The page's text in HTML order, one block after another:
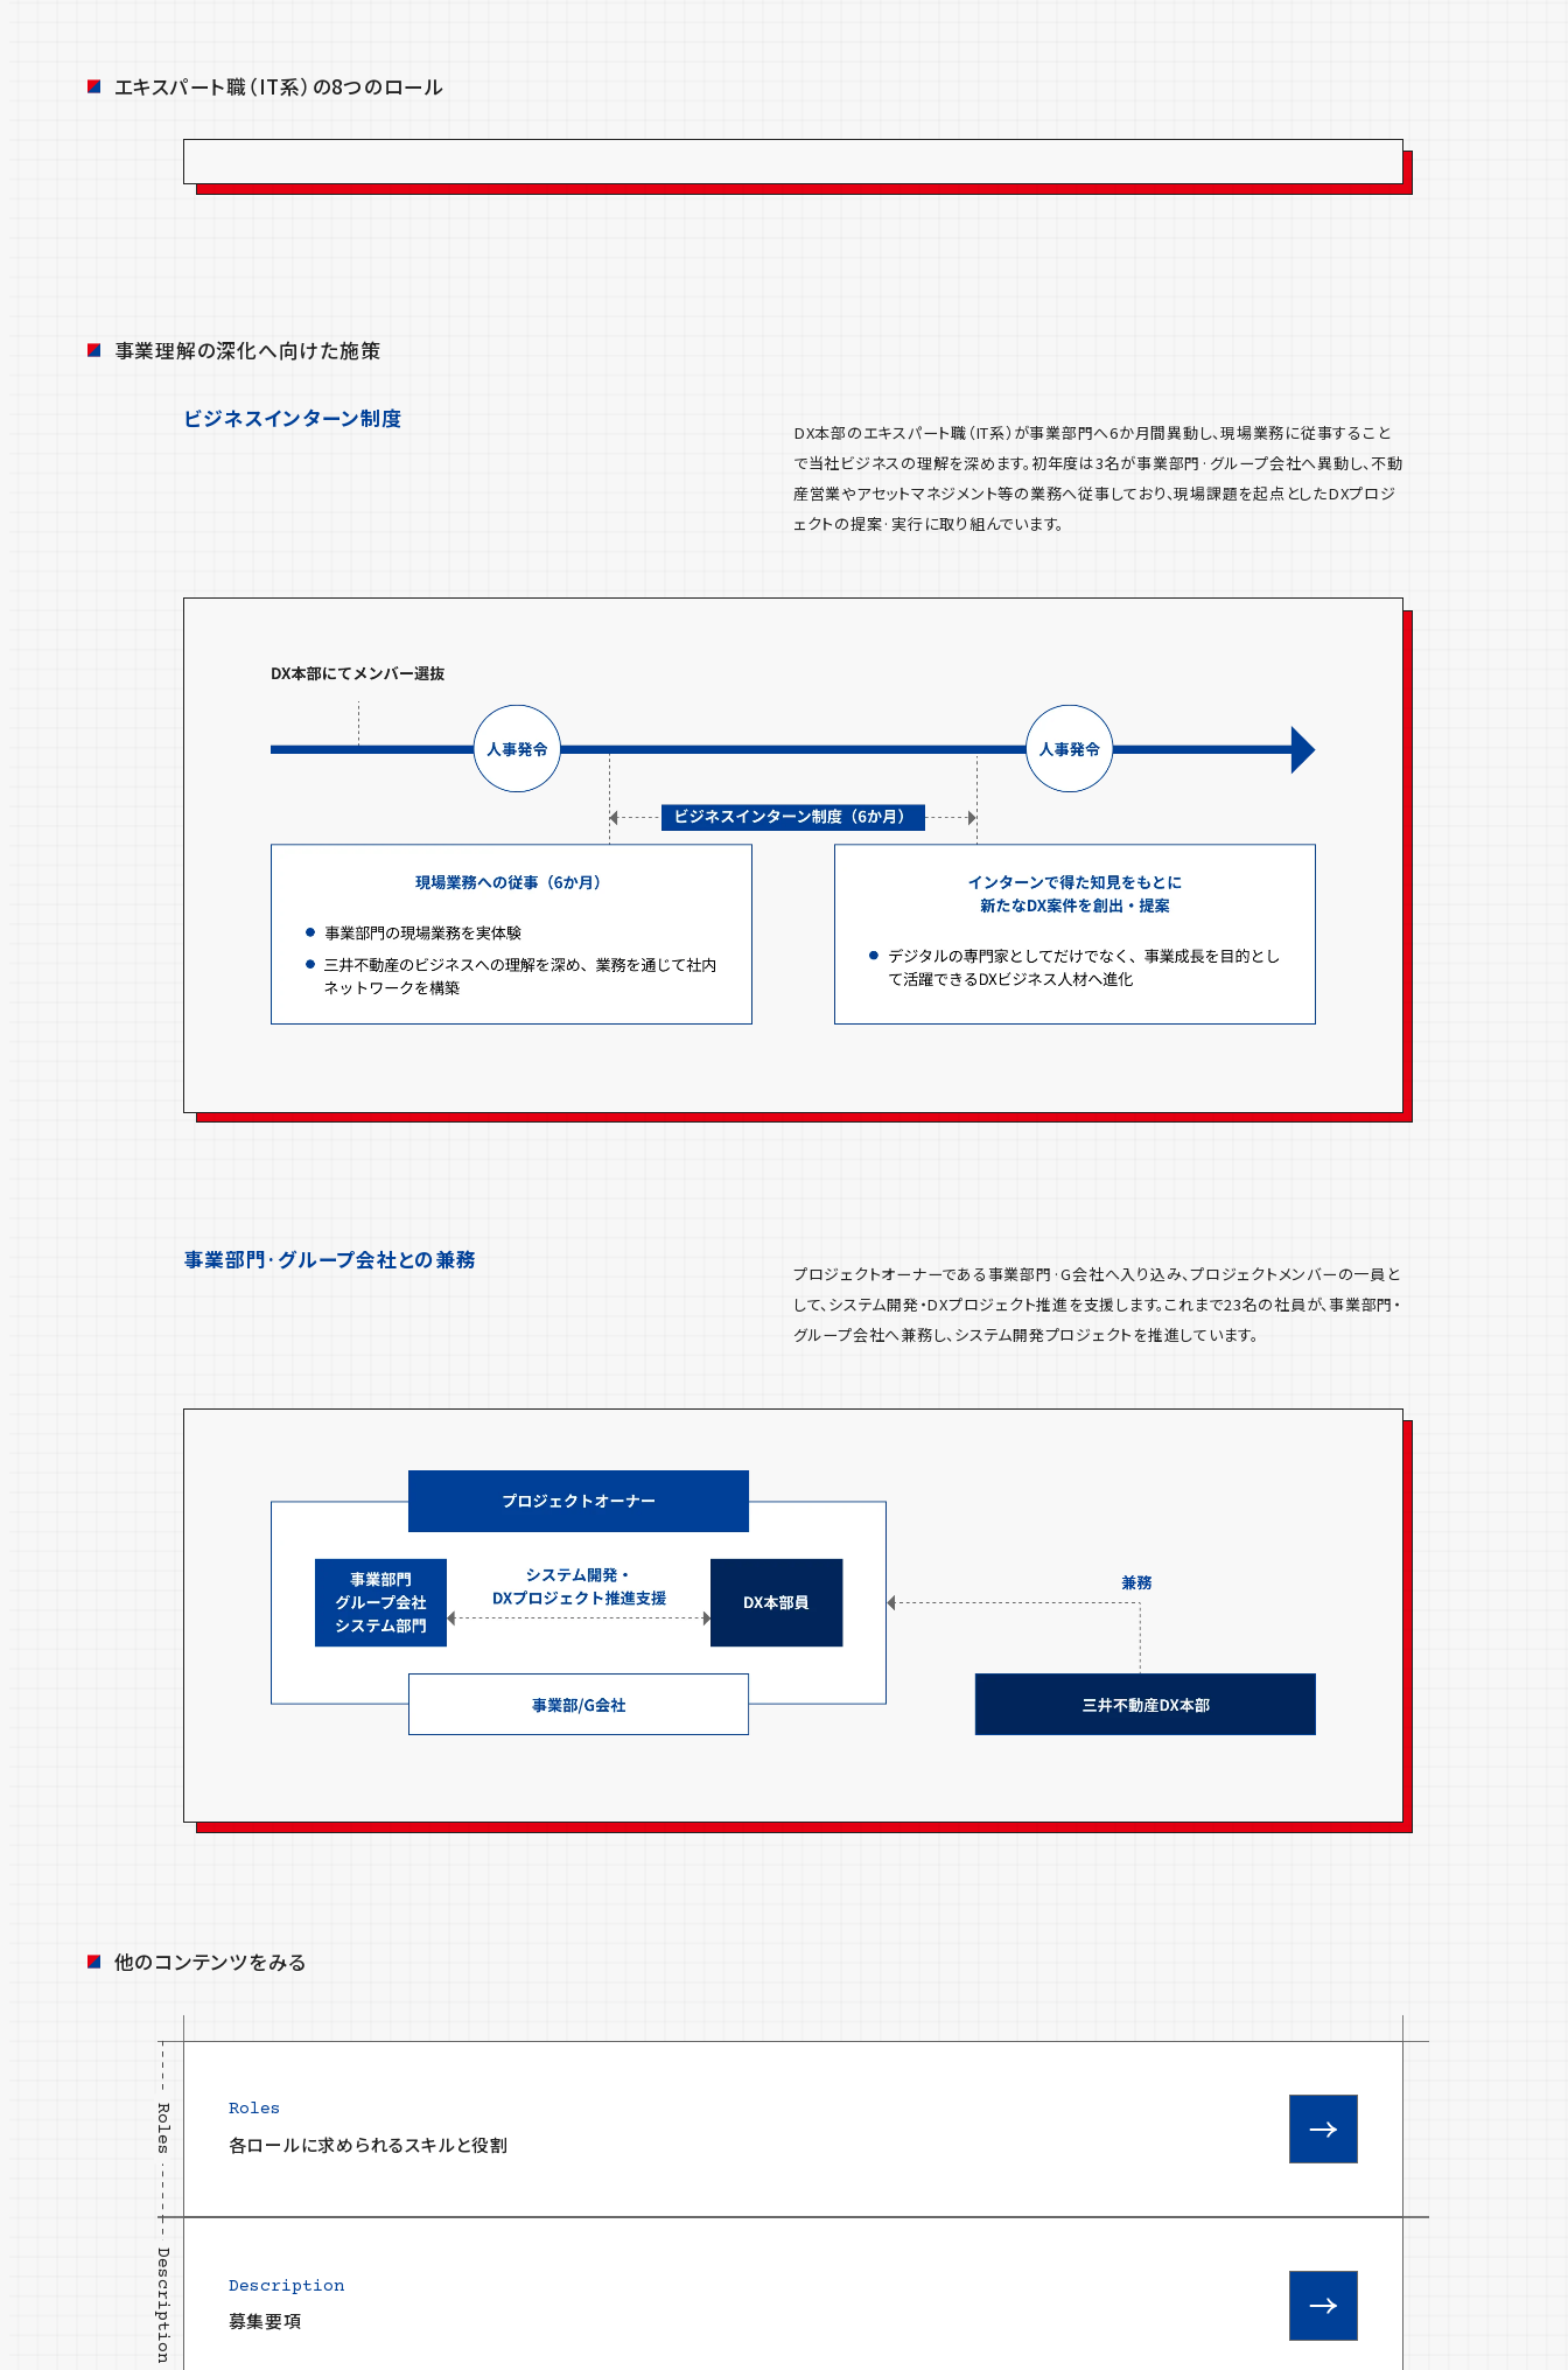
エキスパート職（IT系）の8つのロール
事業理解の深化へ向けた施策
ビジネスインターン制度
DX本部のエキスパート職（IT系）が事業部門へ6か月間異動し、現場業務に従事すること
で当社ビジネスの理解を深めます。初年度は3名が事業部門·グループ会社へ異動し、不動
産営業やアセットマネジメント等の業務へ従事しており、現場課題を起点としたDXプロジ
ェクトの提案·実行に取り組んでいます。
事業部門·グループ会社との兼務
プロジェクトオーナーである事業部門·G会社へ入り込み、プロジェクトメンバーの一員と
して、システム開発・DXプロジェクト推進を支援します。これまで23名の社員が、事業部門・
グループ会社へ兼務し、システム開発プロジェクトを推進しています。
他のコンテンツをみる
Roles Roles
各ロールに求められるスキルと役割
Description Description
募集要項